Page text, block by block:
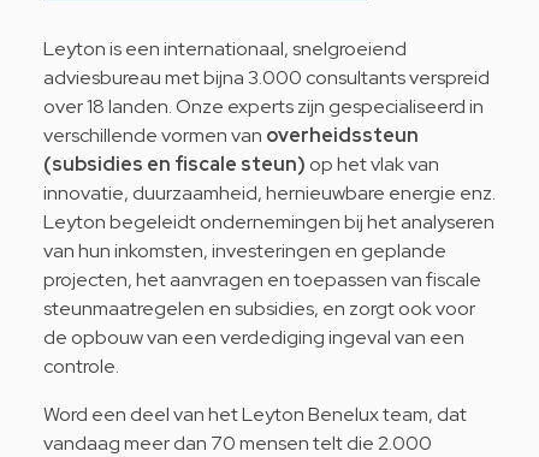
Leyton is een internationaal, snelgroeiend
adviesbureau met bijna 3.000 consultants verspreid
over 18 landen. Onze experts zijn gespecialiseerd in
verschillende vormen van overheidssteun
(subsidies en fiscale steun) op het vlak van
innovatie, duurzaamheid, hernieuwbare energie enz.
Leyton begeleidt ondernemingen bij het analyseren
van hun inkomsten, investeringen en geplande
projecten, het aanvragen en toepassen van fiscale
steunmaatregelen en subsidies, en zorgt ook voor
de opbouw van een verdediging ingeval van een
controle.
Word een deel van het Leyton Benelux team, dat
vandaag meer dan 70 mensen telt die 2.000